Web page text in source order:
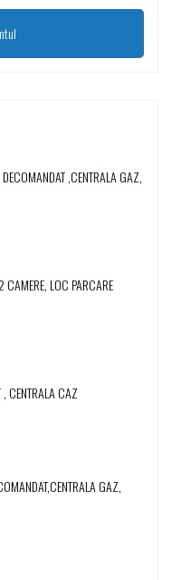
,CENTRALA GAZ,
CAMERE, LOC PARCARE
CENTRALA CAZ
GAZ,